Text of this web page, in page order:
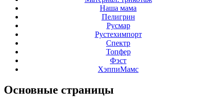
Наша мама
Пелигрин
Русмар
Рустехимпорт
Спектр
Топфер
Фэст
ХэппиМамс
Основные страницы